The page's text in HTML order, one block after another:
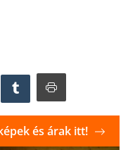
és árak itt!